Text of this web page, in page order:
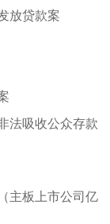
放贷款案
法吸收公众存款
主板上市公司亿